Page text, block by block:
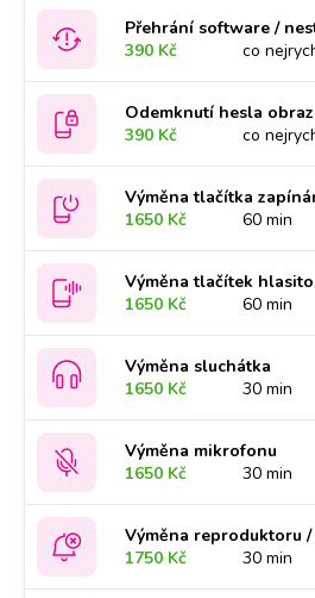
Přehrání software /
390 Kč
co
Odemknutí hesla
390 Kč
co
Výměna tlačítka
1650 Kč
60 min
Výměna tlačítek
1650 Kč
60 min
Výměna sluchátka
1650 Kč
30 min
Výměna mikrofonu
1650 Kč
30 min
Výměna reproduktoru
1750 Kč
30 min